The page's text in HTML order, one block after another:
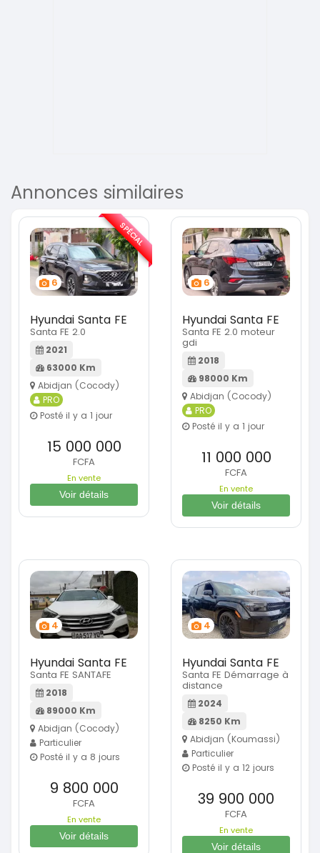
Annonces similaires
6
Hyundai Santa FE
Santa FE 2.0
2021
63000 Km
Abidjan (Cocody)
PRO
Posté il y a 1 jour
15 000 000
FCFA
En vente
Voir détails
SPÉCIAL
6
Hyundai Santa FE
Santa FE 2.0 moteur
gdi
2018
98000 Km
Abidjan (Cocody)
PRO
Posté il y a 1 jour
11 000 000
FCFA
En vente
Voir détails
4
Hyundai Santa FE
Santa FE SANTAFE
2018
89000 Km
Abidjan (Cocody)
Particulier
Posté il y a 8 jours
9 800 000
FCFA
En vente
Voir détails
4
Hyundai Santa FE
Santa FE Démarrage à
distance
2024
8250 Km
Abidjan (Koumassi)
Particulier
Posté il y a 12 jours
39 900 000
FCFA
En vente
Voir détails